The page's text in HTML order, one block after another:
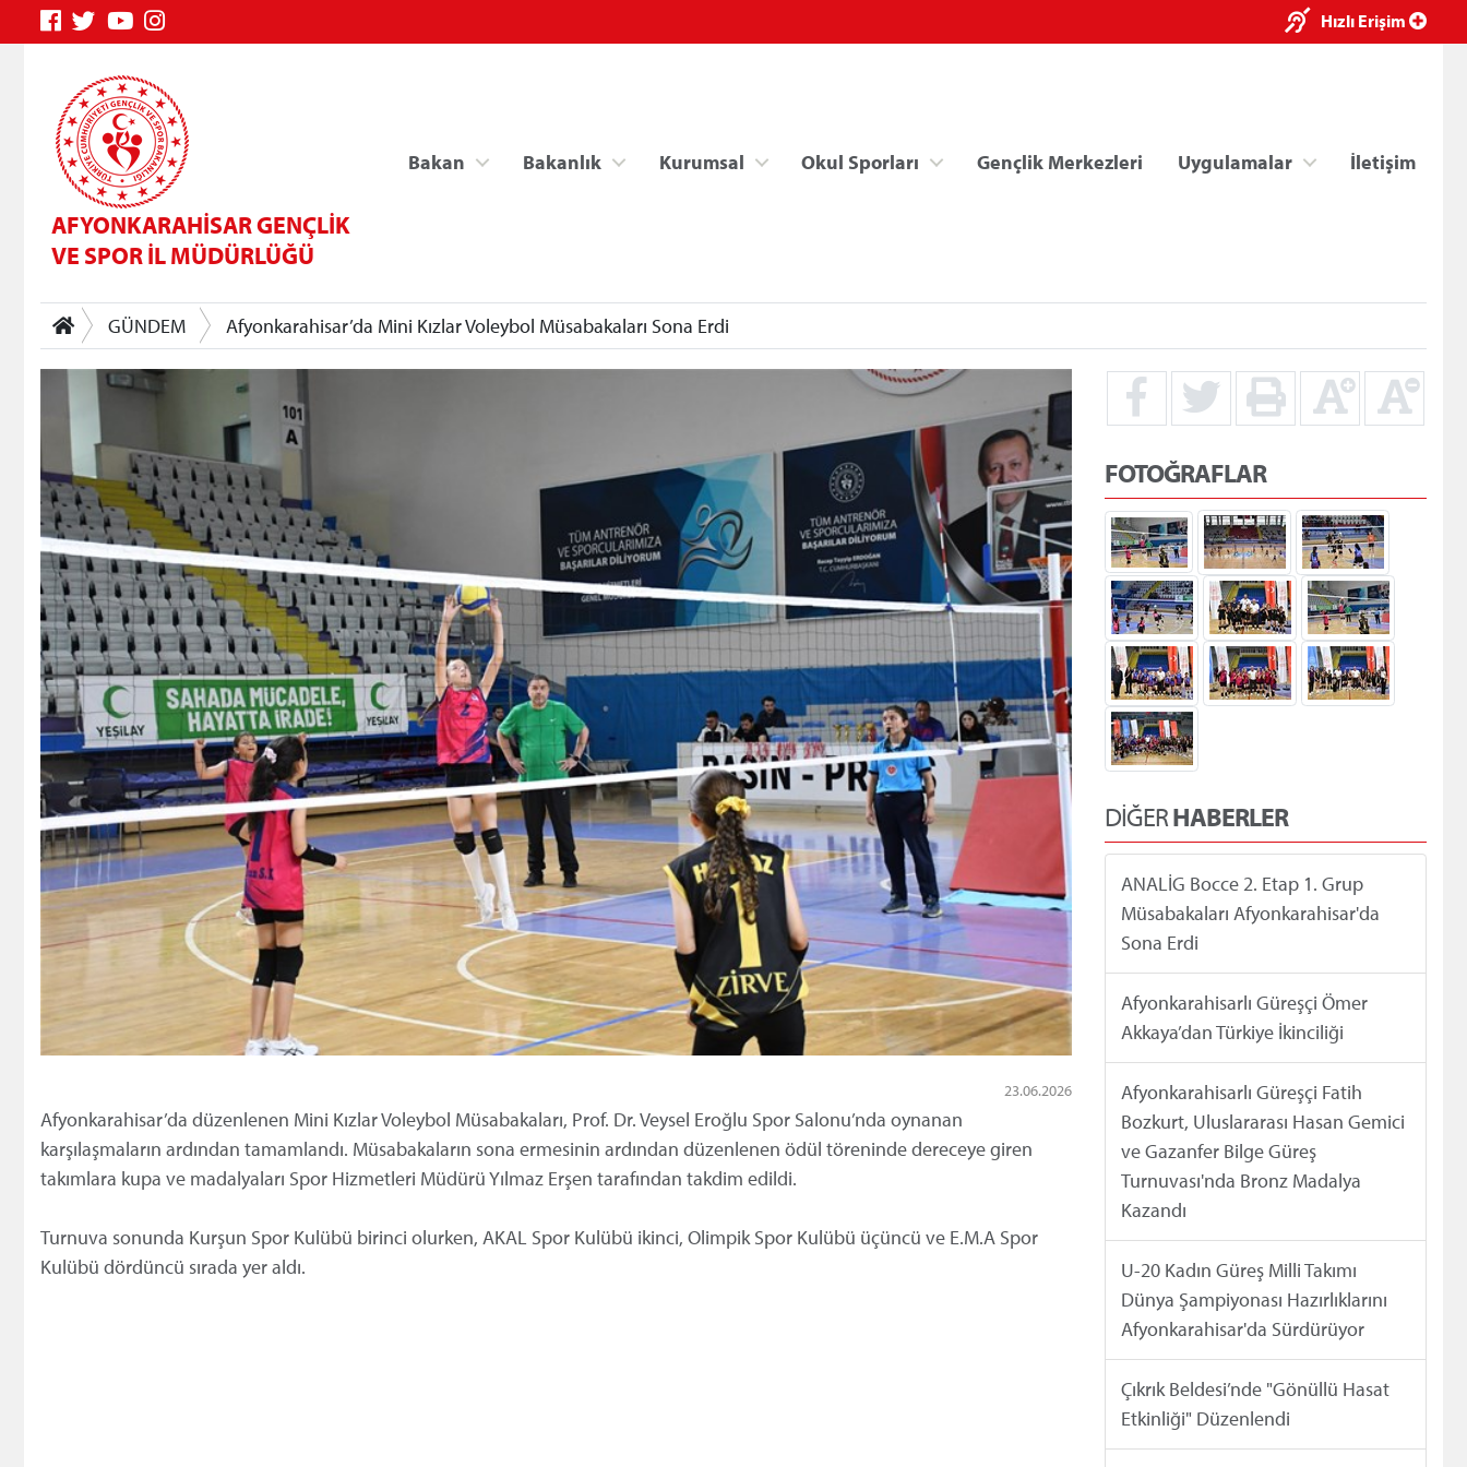
Hızlı Erişim
AFYONKARAHİSAR GENÇLİK
VE SPOR İL MÜDÜRLÜĞÜ
Bakan Bakanlık Kurumsal Okul Sporları Gençlik Merkezleri Uygulamalar İletişim
GÜNDEM Afyonkarahisar’da Mini Kızlar Voleybol Müsabakaları Sona Erdi
23.06.2026
Afyonkarahisar’da düzenlenen Mini Kızlar Voleybol Müsabakaları, Prof. Dr. Veysel Eroğlu Spor Salonu’nda oynanan
karşılaşmaların ardından tamamlandı. Müsabakaların sona ermesinin ardından düzenlenen ödül töreninde dereceye giren
takımlara kupa ve madalyaları Spor Hizmetleri Müdürü Yılmaz Erşen tarafından takdim edildi.
Turnuva sonunda Kurşun Spor Kulübü birinci olurken, AKAL Spor Kulübü ikinci, Olimpik Spor Kulübü üçüncü ve E.M.A Spor
Kulübü dördüncü sırada yer aldı.
FOTOĞRAFLAR
DİĞERHABERLER
ANALİG Bocce 2. Etap 1. Grup
Müsabakaları Afyonkarahisar'da
Sona Erdi
Afyonkarahisarlı Güreşçi Ömer
Akkaya’dan Türkiye İkinciliği
Afyonkarahisarlı Güreşçi Fatih
Bozkurt, Uluslararası Hasan Gemici
ve Gazanfer Bilge Güreş
Turnuvası'nda Bronz Madalya
Kazandı
U-20 Kadın Güreş Milli Takımı
Dünya Şampiyonası Hazırlıklarını
Afyonkarahisar'da Sürdürüyor
Çıkrık Beldesi’nde "Gönüllü Hasat
Etkinliği" Düzenlendi
×
Genç Bilgi Sistemi Kredi/Yurt İşlemleri Kredi/Yurt E-Ödeme